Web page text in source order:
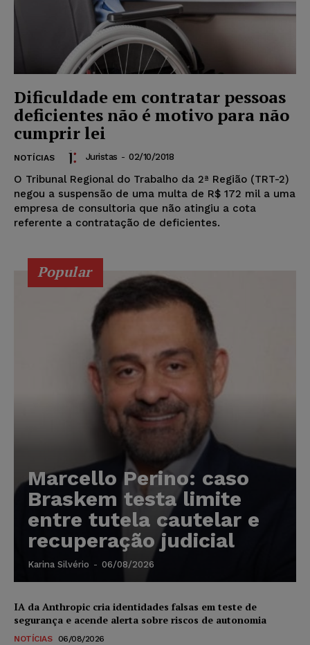
Dificuldade em contratar pessoas
deficientes não é motivo para não
cumprir lei
NOTÍCIAS Juristas - 02/10/2018
O Tribunal Regional do Trabalho da 2ª Região (TRT-2)
negou a suspensão de uma multa de R$ 172 mil a uma
empresa de consultoria que não atingiu a cota
referente a contratação de deficientes.
Popular
Marcello Perino: caso
Braskem testa limite
entre tutela cautelar e
recuperação judicial
Karina Silvério - 06/08/2026
IA da Anthropic cria identidades falsas em teste de
segurança e acende alerta sobre riscos de autonomia
NOTÍCIAS 06/08/2026